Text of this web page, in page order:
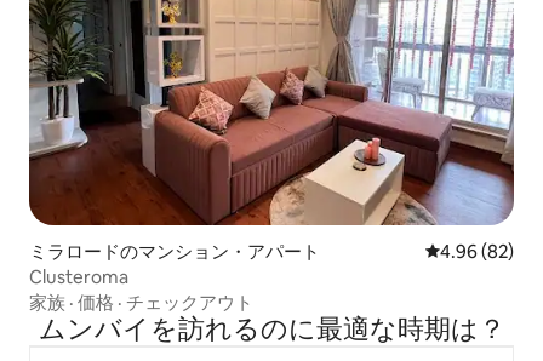
ミラロードのマンション・アパート レビュー82
4.96 (82)
Clusteroma
家族 · 価格 · チェックアウト
ムンバイを訪⁠れ⁠るの⁠に最⁠適⁠な時⁠期⁠は⁠？